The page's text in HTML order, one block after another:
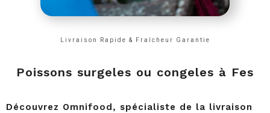
Livraison Rapide & Fraîcheur Garantie
Poissons surgeles ou congeles à Fes
Découvrez Omnifood, spécialiste de la livraison